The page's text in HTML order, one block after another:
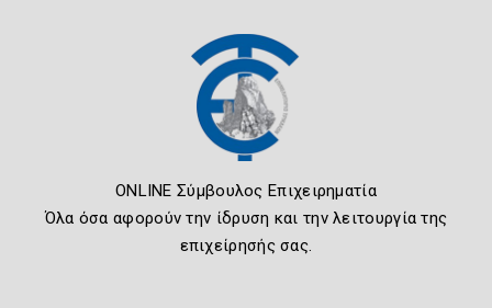
ONLINE Σύμβουλος Επιχειρηματία
Όλα όσα αφορούν την ίδρυση και την λειτουργία της
επιχείρησής σας.